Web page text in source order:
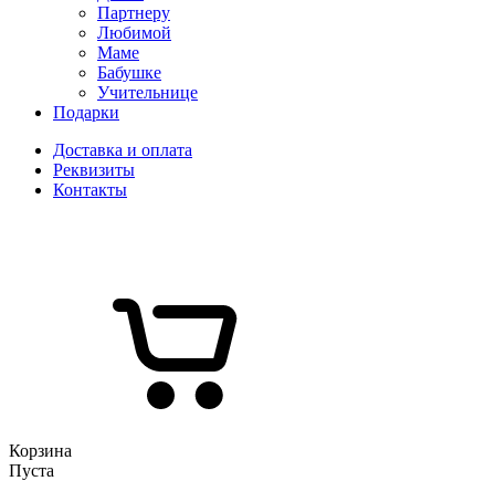
Партнеру
Любимой
Маме
Бабушке
Учительнице
Подарки
Доставка и оплата
Реквизиты
Контакты
Корзина
Пуста